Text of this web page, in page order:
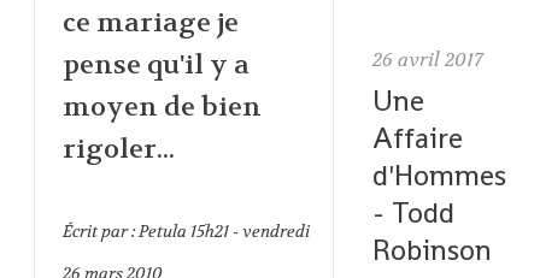
ce mariage je
pense qu'il y a
moyen de bien
rigoler...
Écrit par :Petula 15h21- vendredi
26mars 2010
26 avril 2017
Une
Affaire
d'Hommes
- Todd
Robinson